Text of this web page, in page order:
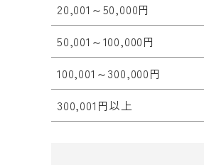
20,001～50,000円
50,001～100,000円
100,001～300,000円
300,001円以上